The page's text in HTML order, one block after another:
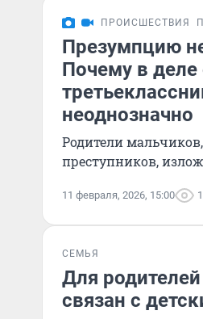
ПРОИСШЕСТВИЯ
Презумпцию
Почему в деле
неоднозначно
Родители
преступников,
11 февраля, 2026, 15:00
СЕМЬЯ
Для
связан с